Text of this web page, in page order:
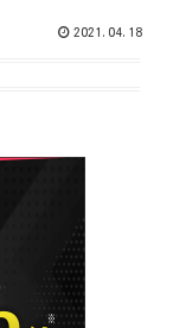
2021.04.18